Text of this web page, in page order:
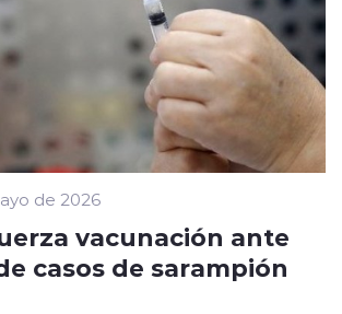
de 2026
vacunación ante
casos de sarampión